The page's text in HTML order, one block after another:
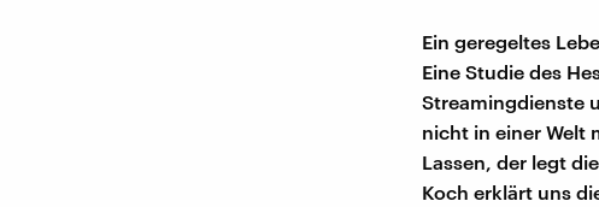
Ein geregeltes
Eine Studie des
Streamingdienste
nicht in einer Welt
Lassen, der legt
Koch erklärt uns